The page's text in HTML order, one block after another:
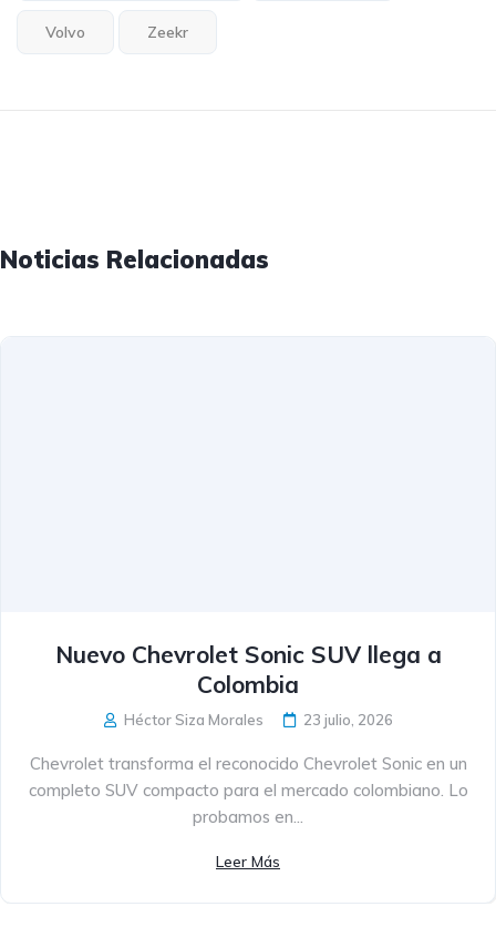
Volvo Zeekr
Noticias Relacionadas
Nuevo Chevrolet Sonic SUV llega a
Colombia
Héctor Siza Morales 23 julio, 2026
Chevrolet transforma el reconocido Chevrolet Sonic en un
completo SUV compacto para el mercado colombiano. Lo
probamos en...
Leer Más